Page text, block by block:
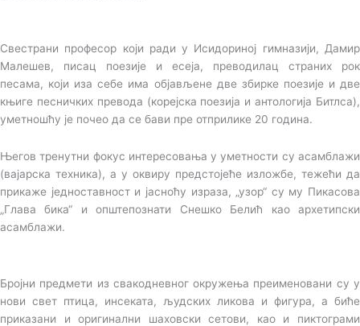
Свестрани професор који ради у Исидориној гимназији, Дамир
Малешев, писац поезије и есеја, преводилац страних рок
песама, који иза себе има објављене две збирке поезије и две
књиге песничких превода (корејска поезија и антологија Битлса),
уметношћу је почео да се бави пре отприлике 20 година.
Његов тренутни фокус интересовања у уметности су асамблажи
(вајарска техника), а у оквиру предстојеће изложбе, тежећи да
прикаже једноставност и јасноћу израза, „узор“ су му Пикасова
„Глава бика“ и општепознати Снешко Белић као архетипски
асамблажи.
Бројни предмети из свакодневног окружења преименовани су у
нови свет птица, инсеката, људских ликова и фигура, а биће
приказани и оригинални шаховски сетови, као и пиктограми